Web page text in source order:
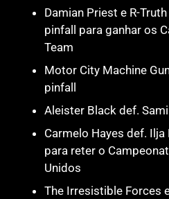
Damian Priest e R-
pinfall para ganhar os
Team
Motor City Machine
pinfall
Aleister Black def.
Carmelo Hayes def.
para reter o
Unidos
The Irresistible Forces